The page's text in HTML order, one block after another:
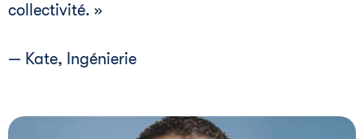
collectivité. »
— Kate, Ingénierie